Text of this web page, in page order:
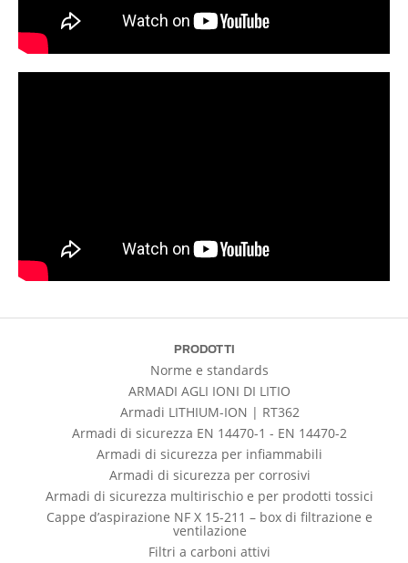
PRODOTTI
Norme e standards
ARMADI AGLI IONI DI LITIO
Armadi LITHIUM-ION | RT362
Armadi di sicurezza EN 14470-1 - EN 14470-2
Armadi di sicurezza per infiammabili
Armadi di sicurezza per corrosivi
Armadi di sicurezza multirischio e per prodotti tossici
Cappe d’aspirazione NF X 15-211 – box di filtrazione e
ventilazione
Filtri a carboni attivi